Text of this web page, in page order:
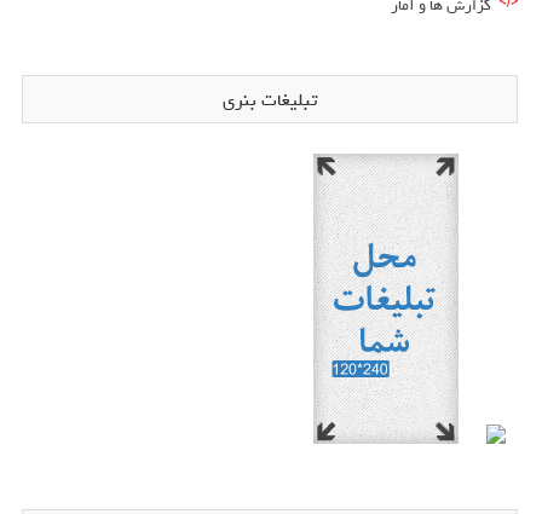
گزارش ها و آمار
تبلیغات بنری